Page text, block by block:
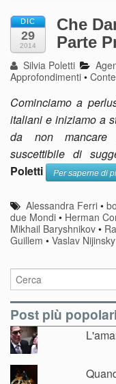
DIC
29
2014
Che
Parte
Silvia Poletti
Approfondimenti •
Cominciamo a
italiani e iniziamo a
da non mancare
suscettibile di
Poletti
Per saperne di
Alessandra Ferri •
due Mondi • Herman
Mikhail Baryshnikov •
Guillem • Vaslav Nijinsky
Post più popolari